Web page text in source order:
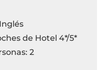
de Hotel 4*/5*
2